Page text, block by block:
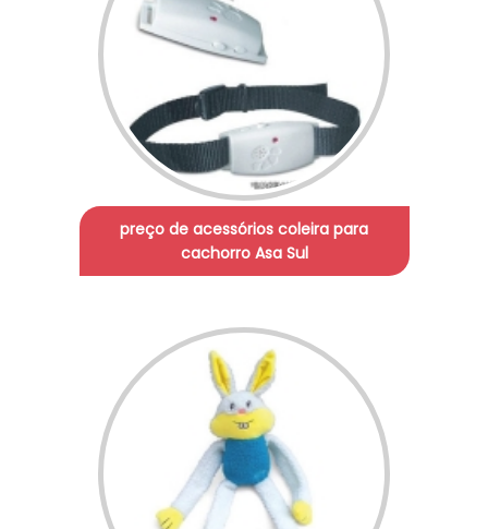
preço de acessórios coleira para
cachorro Asa Sul